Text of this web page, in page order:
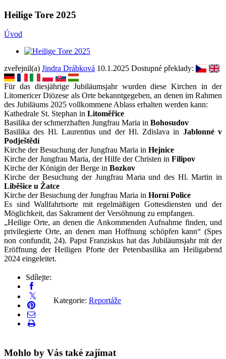
Heilige Tore 2025
Úvod
zveřejnil(a) Jindra Drábková 10.1.2025 Dostupné překlady:
Für das diesjährige Jubiläumsjahr wurden diese Kirchen in der
Litomericer Diözese als Orte bekanntgegeben, an denen im Rahmen
des Jubiläums 2025 vollkommene Ablass erhalten werden kann:
Kathedrale St. Stephan in Litoměřice
Basilika der schmerzhaften Jungfrau Maria in Bohosudov
Basilika des Hl. Laurentius und der Hl. Zdislava in Jablonné v
Podještědí
Kirche der Besuchung der Jungfrau Maria in Hejnice
Kirche der Jungfrau Maria, der Hilfe der Christen in Filipov
Kirche der Königin der Berge in Bozkov
Kirche der Besuchung der Jungfrau Maria und des Hl. Martin in
Liběšice u Žatce
Kirche der Besuchung der Jungfrau Maria in Horní Police
Es sind Wallfahrtsorte mit regelmäßigen Gottesdiensten und der
Möglichkeit, das Sakrament der Versöhnung zu empfangen.
„Heilige Orte, an denen die Ankommenden Aufnahme finden, und
privilegierte Orte, an denen man Hoffnung schöpfen kann“ (Spes
non confundit, 24). Papst Franziskus hat das Jubiläumsjahr mit der
Eröffnung der Heiligen Pforte der Petersbasilika am Heiligabend
2024 eingeleitet.
Sdílejte:
Kategorie: Reportáže
Mohlo by Vás také zajímat